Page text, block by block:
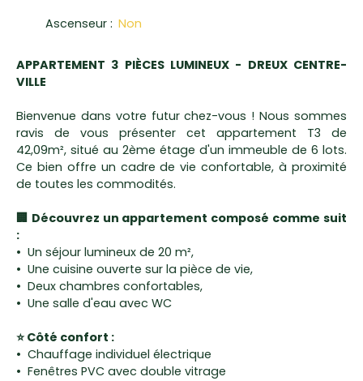
Ascenseur : Non
APPARTEMENT 3 PIÈCES LUMINEUX - DREUX CENTRE-
VILLE
Bienvenue dans votre futur chez-vous ! Nous sommes
ravis de vous présenter cet appartement T3 de
42,09m², situé au 2ème étage d'un immeuble de 6 lots.
Ce bien offre un cadre de vie confortable, à proximité
de toutes les commodités.
🏢 Découvrez un appartement composé comme suit
:
Un séjour lumineux de 20 m²,
Une cuisine ouverte sur la pièce de vie,
Deux chambres confortables,
Une salle d'eau avec WC
⭐ Côté confort :
Chauffage individuel électrique
Fenêtres PVC avec double vitrage